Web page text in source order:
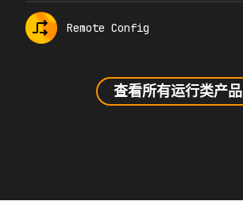
Remote Config
查看所有运行类产品